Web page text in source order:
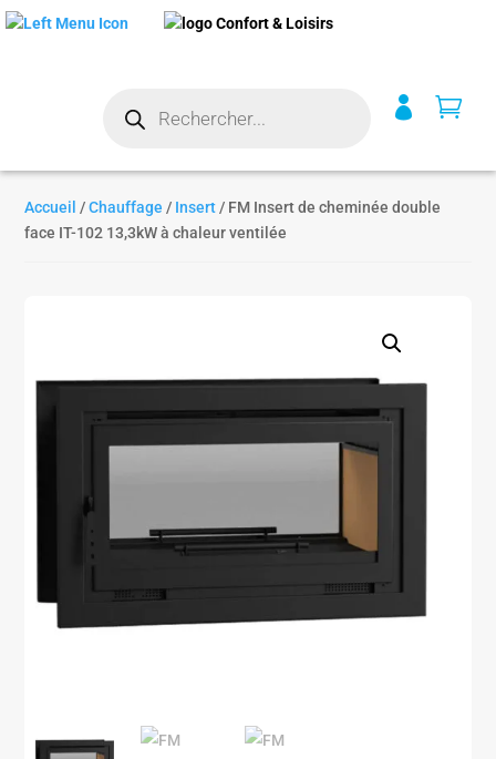
produits
 
Accueil /Chauffage / Insert / FM Insert de cheminée double
face IT-102 13,3kW à chaleur ventilée